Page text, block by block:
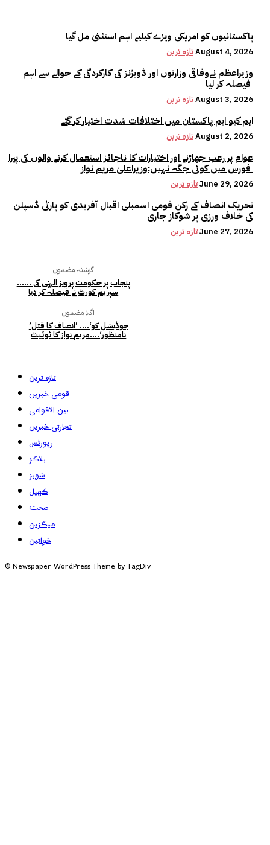
پاکستانیوں کو امریکی ویزے کیلیے اہم استثنیٰ مل گیا
تازہ ترینAugust 4, 2026
وزیراعظم نےوفاقی وزارتوں اور ڈویژنز کی کارکردگی کے حوالے سے اہم
تازہ ترینAugust 3, 2026
ایم کیو ایم پاکستان میں اختلافات شدت اختیار کر گئے
تازہ ترینAugust 2, 2026
عوام پر رعب جھاڑنے اور اختیارات کا ناجائز استعمال کرنے والوں کی پیرا
تازہ ترینJune 29, 2026
تحریک انصاف کے رکن قومی اسمبلی اقبال آفریدی کو پارٹی ڈسپلن
کی خلاف ورزی پر شوکاز جاری
تازہ ترینJune 27, 2026
گزشتہ مضمون
پنجاب پر حکومت پرویز الہٰی کی ……
سپریم کورٹ نے فیصلہ کر دیا
اگلا مضمون
’جوڈیشل کو‘…. ’انصاف کا قتل
نامنظور‘….مریم نواز کا ٹوئیٹ
تازہ ترین
قومی خبریں
بین الاقوامی
تجارتی خبریں
رپورٹس
بلاگز
شوبز
کھیل
صحت
میگزین
خواتین
© Newspaper WordPress Theme by TagDiv